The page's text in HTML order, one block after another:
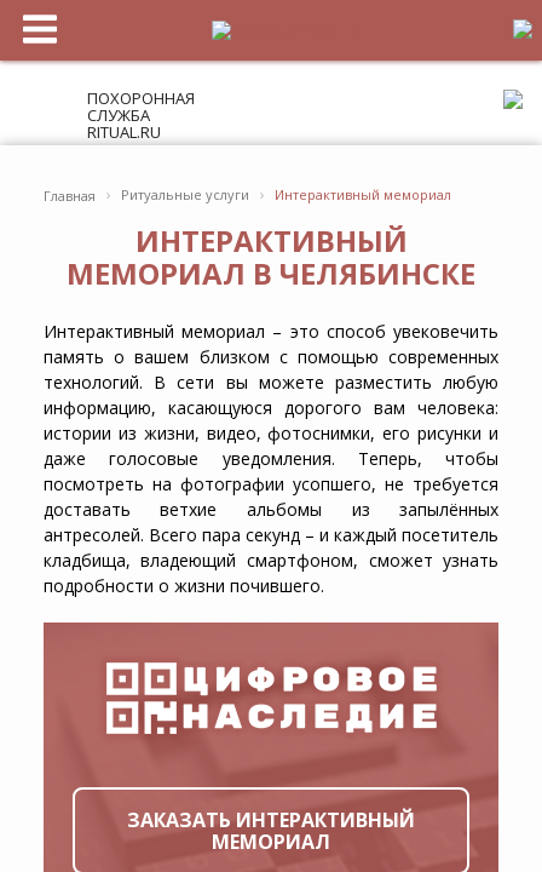
ПОХОРОННАЯ
СЛУЖБА
RITUAL.RU
Главная › Ритуальные услуги › Интерактивный мемориал
ИНТЕРАКТИВНЫЙ
МЕМОРИАЛ В ЧЕЛЯБИНСКЕ
Интерактивный мемориал – это способ увековечить
память о вашем близком с помощью современных
технологий. В сети вы можете разместить любую
информацию, касающуюся дорогого вам человека:
истории из жизни, видео, фотоснимки, его рисунки и
даже голосовые уведомления. Теперь, чтобы
посмотреть на фотографии усопшего, не требуется
доставать ветхие альбомы из запылённых
антресолей. Всего пара секунд – и каждый посетитель
кладбища, владеющий смартфоном, сможет узнать
подробности о жизни почившего.
ЗАКАЗАТЬ ИНТЕРАКТИВНЫЙ
МЕМОРИАЛ